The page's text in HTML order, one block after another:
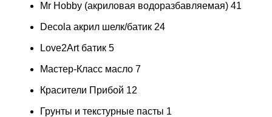
Mr Hobby (акриловая водоразбавляемая) 41
Decola акрил шелк/батик 24
Love2Art батик 5
Мастер-Класс масло 7
Красители Прибой 12
Грунты и текстурные пасты 1